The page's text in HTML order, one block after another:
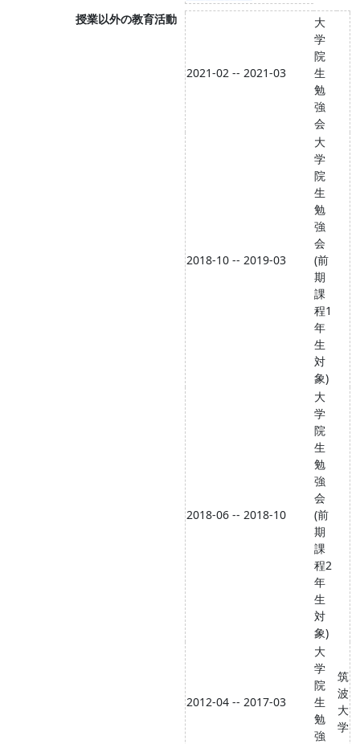
授業以外の教育活動
2021-02 -- 2021-03
大
学
院
生
勉
強
会
2018-10 -- 2019-03
大
学
院
生
勉
強
会
(前
期
課
程1
年
生
対
象)
2018-06 -- 2018-10
大
学
院
生
勉
強
会
(前
期
課
程2
年
生
対
象)
2012-04 -- 2017-03
大
学
院
生
勉
強
筑
波
大
学